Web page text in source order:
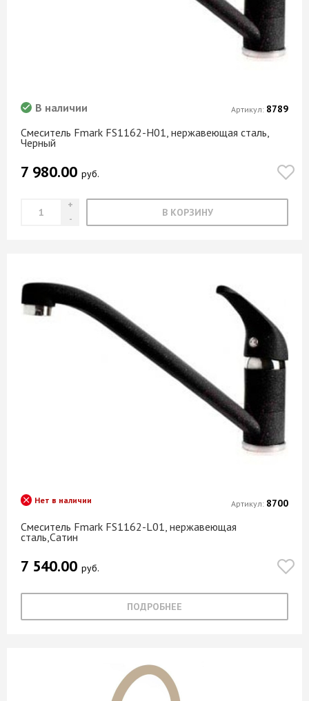
Смеситель Fmark FS1162-H01, нержавеющая сталь,
Черный
В наличии
7 980.00 руб.
В КОРЗИНУ
Артикул: 8789
Смеситель Fmark FS1162-L01, нержавеющая
сталь,Сатин
Нет в наличии
7 540.00 руб.
ПОДРОБНЕЕ
Артикул: 8700